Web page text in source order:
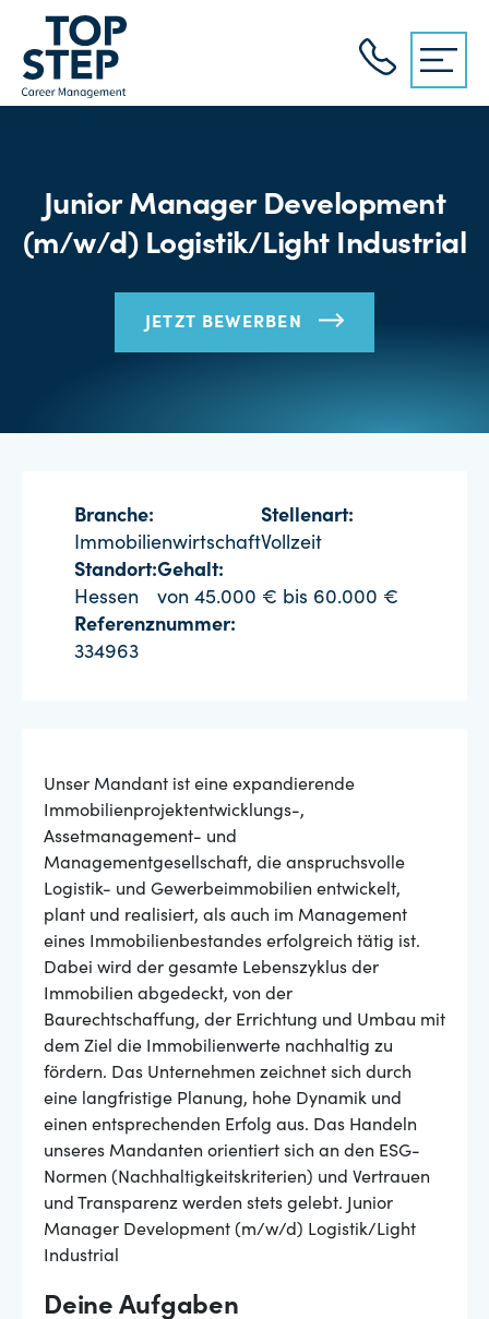
Junior Manager Development
(m/w/d) Logistik/Light Industrial
JETZT BEWERBEN
Branche:
Immobilienwirtschaft
Stellenart:
Vollzeit
Standort:
Hessen
Gehalt:
von 45.000 € bis 60.000 €
Referenznummer:
334963
Unser Mandant ist eine expandierende
Immobilienprojektentwicklungs-,
Assetmanagement- und
Managementgesellschaft, die anspruchsvolle
Logistik- und Gewerbeimmobilien entwickelt,
plant und realisiert, als auch im Management
eines Immobilienbestandes erfolgreich tätig ist.
Dabei wird der gesamte Lebenszyklus der
Immobilien abgedeckt, von der
Baurechtschaffung, der Errichtung und Umbau mit
dem Ziel die Immobilienwerte nachhaltig zu
fördern. Das Unternehmen zeichnet sich durch
eine langfristige Planung, hohe Dynamik und
einen entsprechenden Erfolg aus. Das Handeln
unseres Mandanten orientiert sich an den ESG-
Normen (Nachhaltigkeitskriterien) und Vertrauen
und Transparenz werden stets gelebt. Junior
Manager Development (m/w/d) Logistik/Light
Industrial
Deine Aufgaben